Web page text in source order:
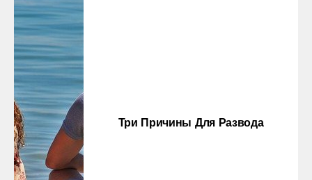
Три Причины Для Развода